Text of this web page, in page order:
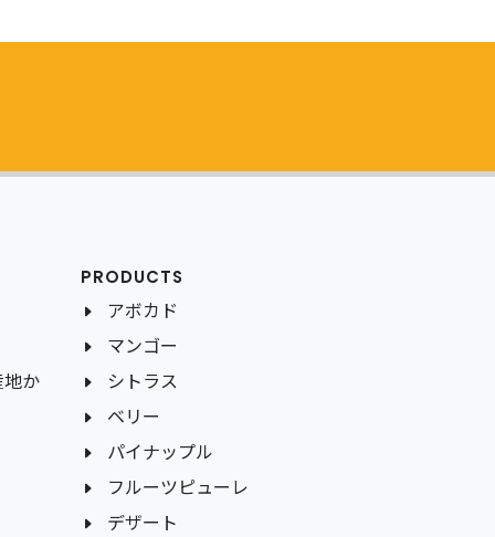
か
PRODUCTS
アボカド
マンゴー
シトラス
ベリー
パイナップル
フルーツピューレ
デザート